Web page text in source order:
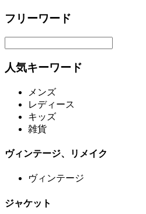
フリーワード
人気キーワード
メンズ
レディース
キッズ
雑貨
ヴィンテージ、リメイク
ヴィンテージ
ジャケット